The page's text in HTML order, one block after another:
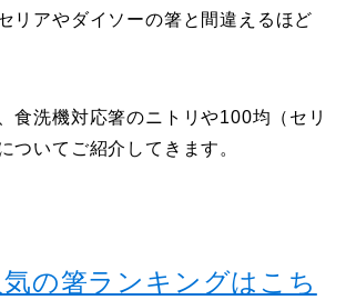
リアやダイソーの箸と間違えるほど
食洗機対応箸のニトリや100均（セリ
ついてご紹介してきます。
の箸ランキングはこち